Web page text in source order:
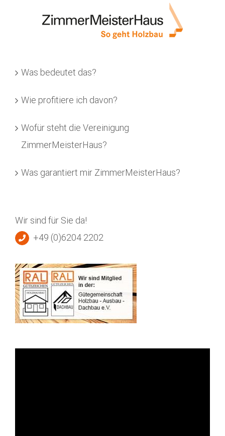
Was bedeutet das?
Wie profitiere ich davon?
Wofür steht die Vereinigung
ZimmerMeisterHaus?
Was garantiert mir ZimmerMeisterHaus?
Wir sind für Sie da!
+49 (0)6204 2202